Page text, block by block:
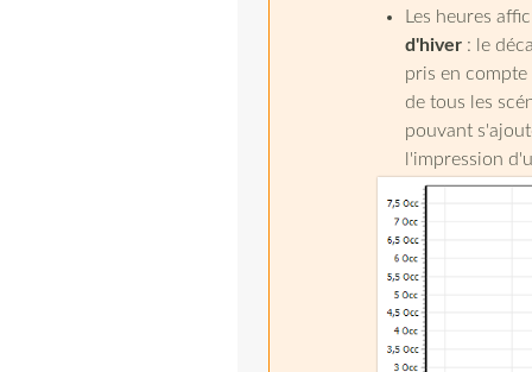
Les heures
d'hiver: le
pris en compte
de tous les
pouvant
l'impression